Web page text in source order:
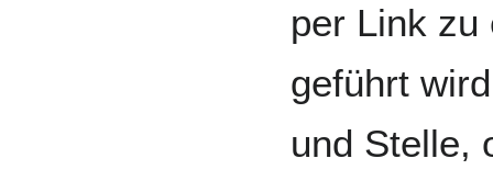
per Link zu
geführt
und Stelle,